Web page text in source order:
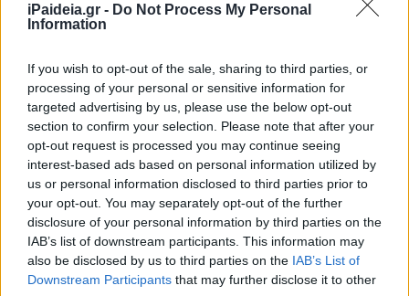
iPaideia.gr - Do Not Process My Personal
Information
If you wish to opt-out of the sale, sharing to third parties, or
processing of your personal or sensitive information for
targeted advertising by us, please use the below opt-out
section to confirm your selection. Please note that after your
opt-out request is processed you may continue seeing
interest-based ads based on personal information utilized by
us or personal information disclosed to third parties prior to
your opt-out. You may separately opt-out of the further
disclosure of your personal information by third parties on the
IAB’s list of downstream participants. This information may
also be disclosed by us to third parties on the IAB’s List of
Downstream Participants that may further disclose it to other
στη Γερμανία 107,4 ευρώ/MWh
στην Πολωνία 110 ευρώ/MWh
στην Ολλανδία 118,9 ευρώ/MWh
στη Σλοβακία 142 ευρώ/MWh
στην Ουγγαρία 139 ευρώ/MWh
στο Βέλγιο 120 ευρώ/MWh
στη Γαλλία 126 ευρώ/MWh
στην Ελβετία 140 ευρώ/MWh
στη Ρουμανία 138 ευρώ/MWh
στη Βουλγαρία 138 ευρώ/MWh
σε Ισπανία και Πορτογαλία 109 και 108 ευρώ/MWh